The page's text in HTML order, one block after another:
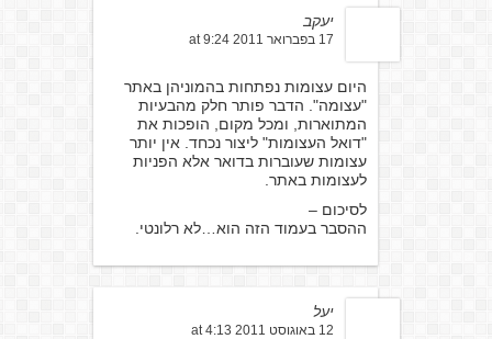
יעקב
17 בפברואר 2011 at 9:24
היום עצומות נפתחות בהמוניהן באתר
"עצומה". הדבר פותר חלק מהבעיות
המתוארות, ומכל מקום, הופכות את
"דואל העצומות" ליצור נכחד. אין יותר
עצומות שעוברות בדואר אלא הפניות
לעצומות באתר.
לסיכום –
ההסבר בעמוד הזה הוא…לא רלונטי.
יעל
12 באוגוסט 2011 at 4:13